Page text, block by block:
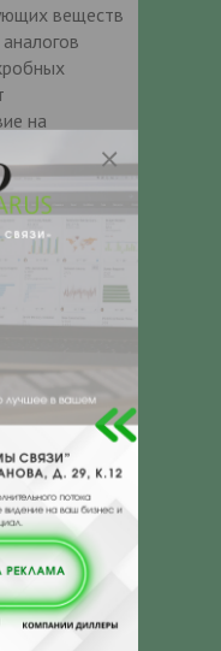
веществ
на
участвующую
не
введение
по 30 г
и